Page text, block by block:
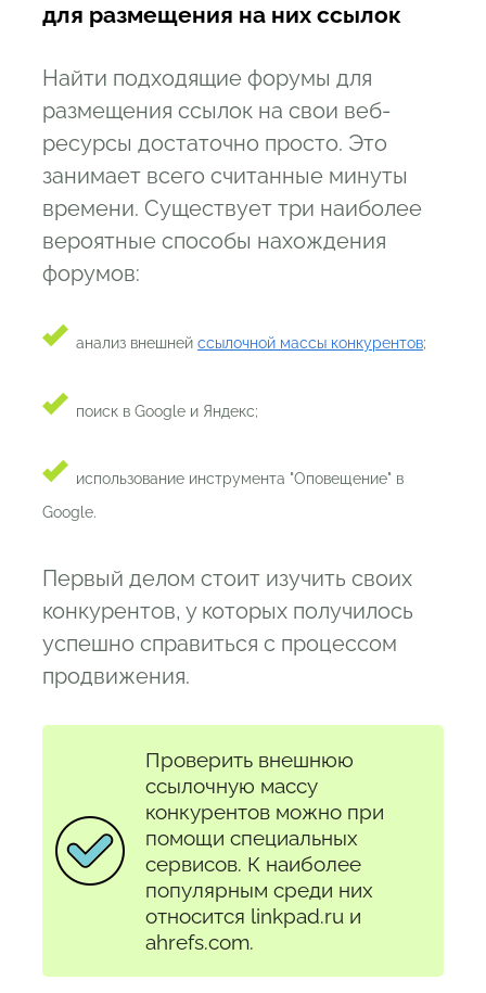
для размещения на них ссылок
Найти подходящие форумы для
размещения ссылок на свои веб-
ресурсы достаточно просто. Это
занимает всего считанные минуты
времени. Существует три наиболее
вероятные способы нахождения
форумов:
анализ внешней ссылочной массы конкурентов;
поиск в Google и Яндекс;
использование инструмента "Оповещение" в
Google.
Первый делом стоит изучить своих
конкурентов, у которых получилось
успешно справиться с процессом
продвижения.
Проверить внешнюю
ссылочную массу
конкурентов можно при
помощи специальных
сервисов. К наиболее
популярным среди них
относится linkpad.ru и
ahrefs.com.